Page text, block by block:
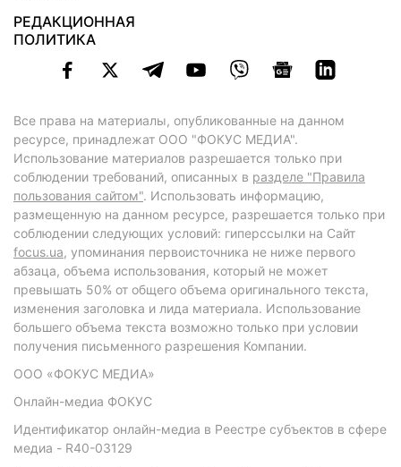
РЕДАКЦИОННАЯ
ПОЛИТИКА
Все права на материалы, опубликованные на данном
ресурсе, принадлежат ООО "ФОКУС МЕДИА".
Использование материалов разрешается только при
соблюдении требований, описанных в разделе "Правила
пользования сайтом". Использовать информацию,
размещенную на данном ресурсе, разрешается только при
соблюдении следующих условий: гиперссылки на Сайт
focus.ua, упоминания первоисточника не ниже первого
абзаца, объема использования, который не может
превышать 50% от общего объема оригинального текста,
изменения заголовка и лида материала. Использование
большего объема текста возможно только при условии
получения письменного разрешения Компании.
ООО «ФОКУС МЕДИА»
Онлайн-медиа ФОКУС
Идентификатор онлайн-медиа в Реестре субъектов в сфере
медиа - R40-03129